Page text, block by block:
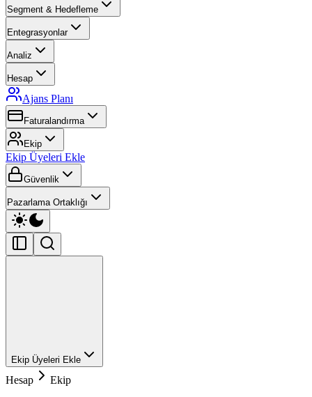
Segment & Hedefleme
Entegrasyonlar
Analiz
Hesap
Ajans Planı
Faturalandırma
Ekip
Ekip Üyeleri Ekle
Güvenlik
Pazarlama Ortaklığı
Ekip Üyeleri Ekle
Hesap Ekip